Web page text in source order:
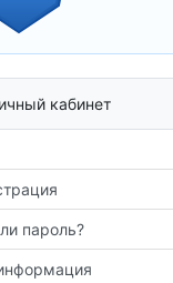
кабинет
пароль?